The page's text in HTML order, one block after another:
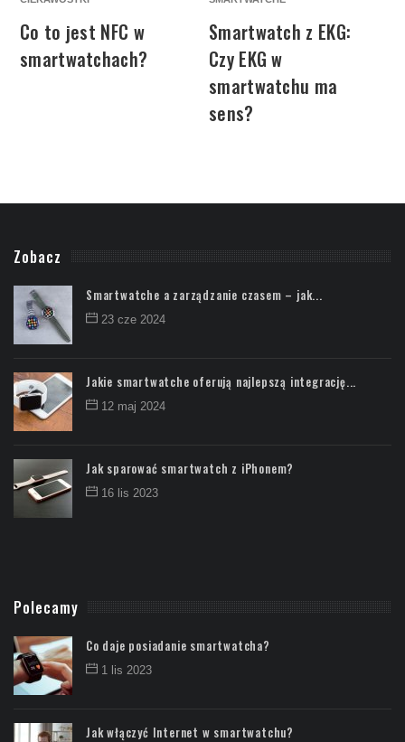
Co to jest NFC w
smartwatchach?
Smartwatch z EKG:
Czy EKG w
smartwatchu ma
sens?
Zobacz
Smartwatche a zarządzanie czasem – jak...
23 cze 2024
Jakie smartwatche oferują najlepszą integrację...
12 maj 2024
Jak sparować smartwatch z iPhonem?
16 lis 2023
Polecamy
Co daje posiadanie smartwatcha?
1 lis 2023
Jak włączyć Internet w smartwatchu?